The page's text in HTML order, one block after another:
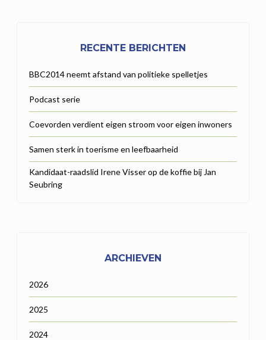
RECENTE BERICHTEN
BBC2014 neemt afstand van politieke spelletjes
Podcast serie
Coevorden verdient eigen stroom voor eigen inwoners
Samen sterk in toerisme en leefbaarheid
Kandidaat-raadslid Irene Visser op de koffie bij Jan
Seubring
ARCHIEVEN
2026
2025
2024